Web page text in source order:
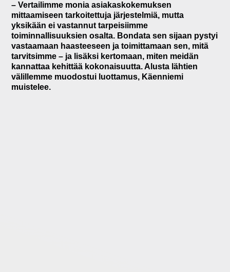
– Vertailimme monia asiakaskokemuksen
mittaamiseen tarkoitettuja järjestelmiä, mutta
yksikään ei vastannut tarpeisiimme
toiminnallisuuksien osalta. Bondata sen sijaan pystyi
vastaamaan haasteeseen ja toimittamaan sen, mitä
tarvitsimme – ja lisäksi kertomaan, miten meidän
kannattaa kehittää kokonaisuutta. Alusta lähtien
välillemme muodostui luottamus, Käenniemi
muistelee.